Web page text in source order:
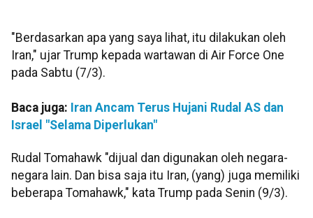
"Berdasarkan apa yang saya lihat, itu dilakukan oleh
Iran," ujar Trump kepada wartawan di Air Force One
pada Sabtu (7/3).
Baca juga: Iran Ancam Terus Hujani Rudal AS dan
Israel "Selama Diperlukan"
Rudal Tomahawk "dijual dan digunakan oleh negara-
negara lain. Dan bisa saja itu Iran, (yang) juga memiliki
beberapa Tomahawk," kata Trump pada Senin (9/3).